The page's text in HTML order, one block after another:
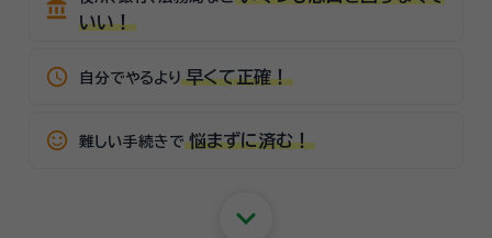
account_balance
いい！
schedule 自分でやるより 早くて正確！
sentiment_satisfied_alt 難しい手続きで 悩まずに済む！
keyboard_arrow_down